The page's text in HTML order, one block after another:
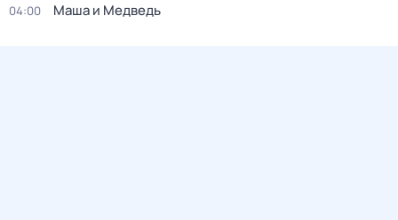
04:00 Маша и Медведь